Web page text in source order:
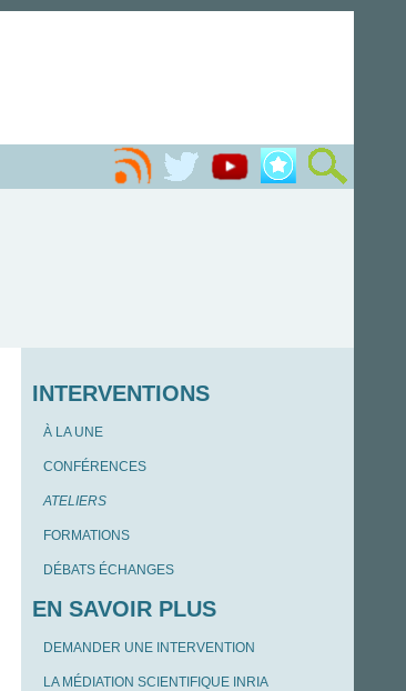
INTERVENTIONS
À LA UNE
CONFÉRENCES
ATELIERS
FORMATIONS
DÉBATS ÉCHANGES
EN SAVOIR PLUS
DEMANDER UNE INTERVENTION
LA MÉDIATION SCIENTIFIQUE INRIA